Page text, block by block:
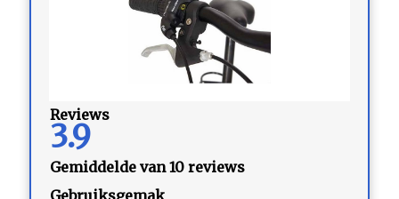
Reviews
3.9
Gemiddelde van 10 reviews
Gebruiksgemak